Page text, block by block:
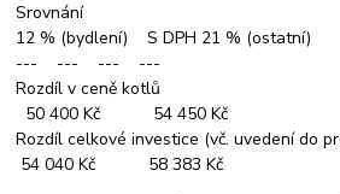
Srovnání Bez
12 % (bydlení) S DPH 21 % (ostatní)
--- --- --- ---
Rozdíl v ceně kotlů
50 400 Kč 54 450 Kč
Rozdíl celkové investice (vč. uvedení
54 040 Kč 58 383 Kč